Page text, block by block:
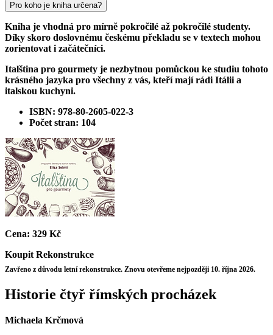
Pro koho je kniha určena?
Kniha je vhodná pro mírně pokročilé až pokročilé studenty.
Díky skoro doslovnému českému překladu se v textech mohou
zorientovat i začátečníci.
Italština pro gourmety je nezbytnou pomůckou ke studiu tohoto
krásného jazyka pro všechny z vás, kteří mají rádi Itálii a
italskou kuchyni.
ISBN: 978-80-2605-022-3
Počet stran: 104
Cena: 329 Kč
Koupit Rekonstrukce
Zavřeno z důvodu letní rekonstrukce. Znovu otevřeme nejpozději 10. října 2026.
Historie čtyř římských procházek
Michaela Krčmová